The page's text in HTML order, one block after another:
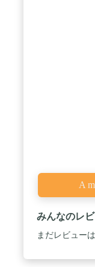
みんなのレ
まだレビュー